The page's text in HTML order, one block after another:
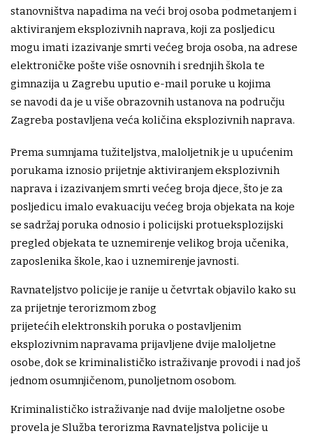
stanovništva napadima na veći broj osoba podmetanjem i
aktiviranjem eksplozivnih naprava, koji za posljedicu
mogu imati izazivanje smrti većeg broja osoba, na adrese
elektroničke pošte više osnovnih i srednjih škola te
gimnazija u Zagrebu uputio e-mail poruke u kojima
se navodi da je u više obrazovnih ustanova na području
Zagreba postavljena veća količina eksplozivnih naprava.
Prema sumnjama tužiteljstva, maloljetnik je u upućenim
porukama iznosio prijetnje aktiviranjem eksplozivnih
naprava i izazivanjem smrti većeg broja djece, što je za
posljedicu imalo evakuaciju većeg broja objekata na koje
se sadržaj poruka odnosio i policijski protueksplozijski
pregled objekata te uznemirenje velikog broja učenika,
zaposlenika škole, kao i uznemirenje javnosti.
Ravnateljstvo policije je ranije u četvrtak objavilo kako su
za prijetnje terorizmom zbog
prijetećih elektronskih poruka o postavljenim
eksplozivnim napravama prijavljene dvije maloljetne
osobe, dok se kriminalističko istraživanje provodi i nad još
jednom osumnjičenom, punoljetnom osobom.
Kriminalističko istraživanje nad dvije maloljetne osobe
provela je Služba terorizma Ravnateljstva policije u